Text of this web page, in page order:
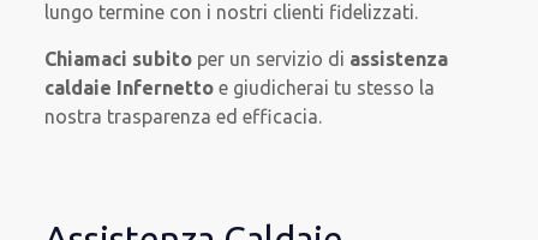
lungo termine con i nostri clienti fidelizzati.
Chiamaci subito per un servizio di assistenza
caldaie Infernetto e giudicherai tu stesso la
nostra trasparenza ed efficacia.